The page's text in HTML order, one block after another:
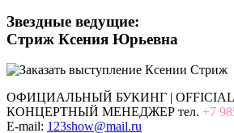
Звездные ведущие:
Стриж Ксения Юрьевна
ОФИЦИАЛЬНЫЙ БУКИНГ | OFFICIAL
КОНЦЕРТНЫЙ МЕНЕДЖЕР тел. +7
E-mail: 123show@mail.ru